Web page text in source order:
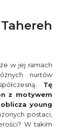
w jej ramach
nurtów
Tę
z motywem
young
postaci,
W takim